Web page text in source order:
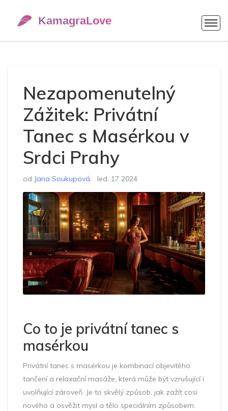
Nezapomenutelný
Zážitek: Privátní
Tanec s Masérkou v
Srdci Prahy
od Jana Soukupová led, 17 2024
Co to je privátní tanec s
masérkou
Privátní tanec s masérkou je kombinací objevitého
tančení a relaxační masáže, která může být vzrušující i
uvolňující zároveň. Je to skvělý způsob, jak zažít cosi
nového a osvěžit mysl a tělo speciálním způsobem.